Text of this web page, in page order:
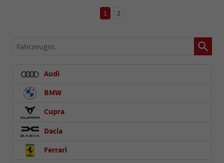
1 2
Fahrzeugnr.
Audi
BMW
Cupra
Dacia
Ferrari